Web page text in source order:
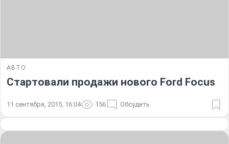
АВТО
Стартовали продажи нового Ford Focus
11 сентября, 2015, 16:04 156 Обсудить